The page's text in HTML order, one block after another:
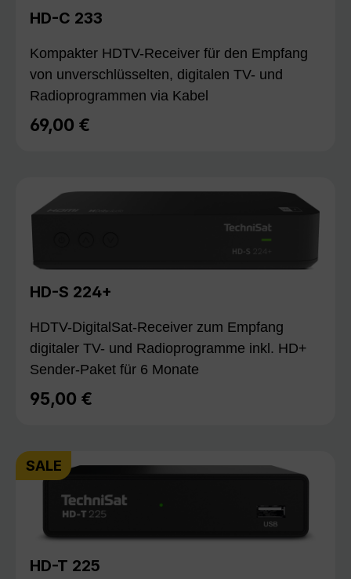
HD-C 233
Kompakter HDTV-Receiver für den Empfang
von unverschlüsselten, digitalen TV- und
Radioprogrammen via Kabel
Regulärer Preis:
69,00 €
HD-S 224+
HDTV-DigitalSat-Receiver zum Empfang
digitaler TV- und Radioprogramme inkl. HD+
Sender-Paket für 6 Monate
Regulärer Preis:
95,00 €
SALE
HD-T 225